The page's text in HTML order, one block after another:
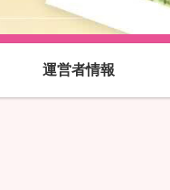
運営者情報